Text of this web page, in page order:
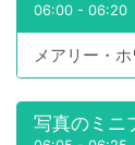
06:00 - 06:20
メアリー・
写真のミニ